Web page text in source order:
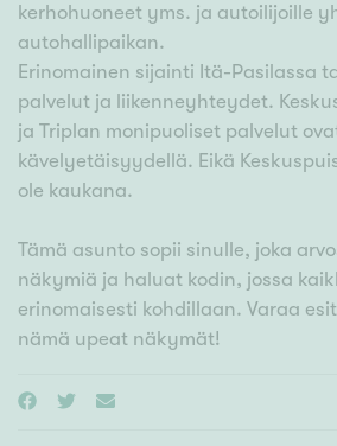
kerhohuoneet yms. ja autoilijoille
autohallipaikan.
Erinomainen sijainti Itä-Pasilassa
palvelut ja liikenneyhteydet.
ja Triplan monipuoliset palvelut
kävelyetäisyydellä. Eikä
ole kaukana.
Tämä asunto sopii sinulle, joka
näkymiä ja haluat kodin, jossa
erinomaisesti kohdillaan. Varaa
nämä upeat näkymät!